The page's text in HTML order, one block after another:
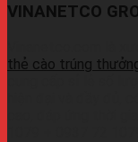
VINANETCO
thẻ cào trúng